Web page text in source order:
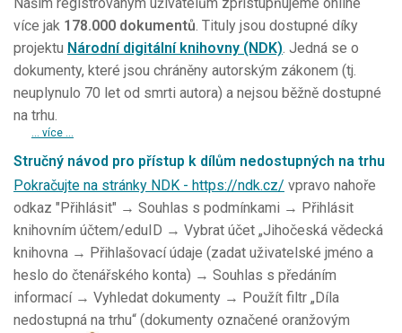
Našim registrovaným uživatelům zpřístupňujeme online
více jak 178.000 dokumentů. Tituly jsou dostupné díky
projektu Národní digitální knihovny (NDK). Jedná se o
dokumenty, které jsou chráněny autorským zákonem (tj.
neuplynulo 70 let od smrti autora) a nejsou běžně dostupné
na trhu.
... více ...
Stručný návod pro přístup k dílům nedostupných na trhu
Pokračujte na stránky NDK - https://ndk.cz/ vpravo nahoře
odkaz "Přihlásit" → Souhlas s podmínkami → Přihlásit
knihovním účtem/eduID → Vybrat účet „Jihočeská vědecká
knihovna → Přihlašovací údaje (zadat uživatelské jméno a
heslo do čtenářského konta) → Souhlas s předáním
informací → Vyhledat dokumenty → Použít filtr „Díla
nedostupná na trhu“ (dokumenty označené oranžovým